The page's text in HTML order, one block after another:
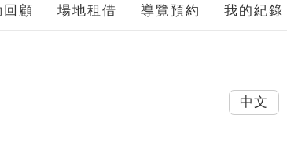
回顧 場地租借 導覽預約 我的紀錄